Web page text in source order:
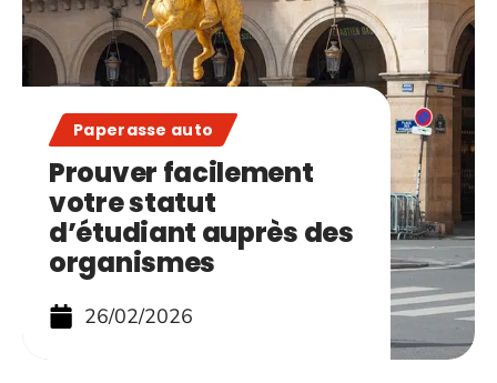
Paperasse auto
Prouver facilement
votre statut
d’étudiant auprès des
organismes
26/02/2026